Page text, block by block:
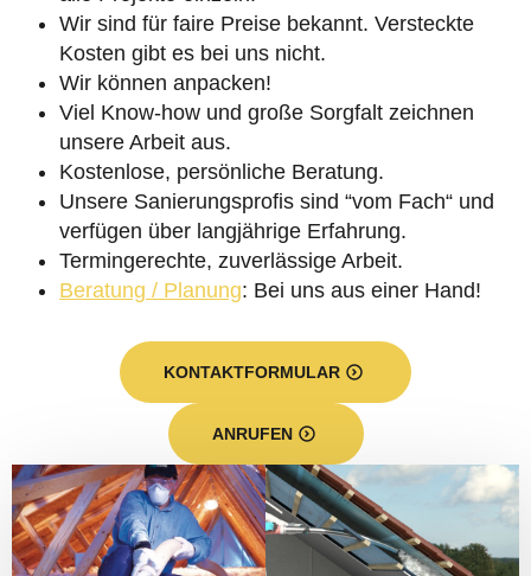
Wir sind für faire Preise bekannt. Versteckte
Kosten gibt es bei uns nicht.
Wir können anpacken!
Viel Know-how und große Sorgfalt zeichnen
unsere Arbeit aus.
Kostenlose, persönliche Beratung.
Unsere Sanierungsprofis sind “vom Fach“ und
verfügen über langjährige Erfahrung.
Termingerechte, zuverlässige Arbeit.
Beratung / Planung: Bei uns aus einer Hand!
KONTAKTFORMULAR
ANRUFEN